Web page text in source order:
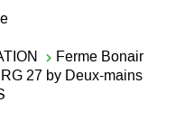
Ferme Bonair
27 by Deux-mains